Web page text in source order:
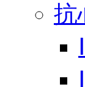
抗